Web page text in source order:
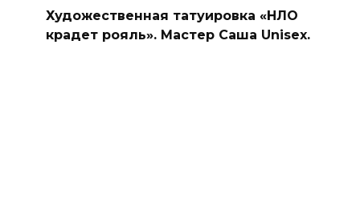
Художественная татуировка «НЛО
крадет рояль». Мастер Саша Unisex.